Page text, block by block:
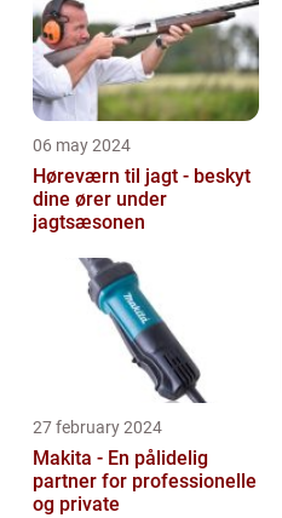
06 may 2024
Høreværn til jagt - beskyt
dine ører under
jagtsæsonen
27 february 2024
Makita - En pålidelig
partner for professionelle
og private